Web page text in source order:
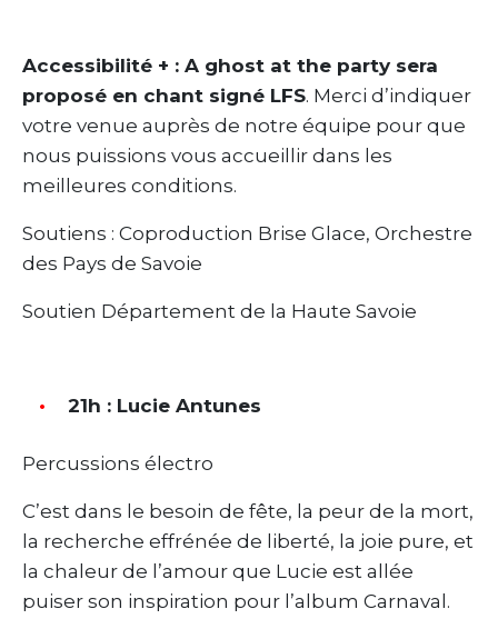
Accessibilité + : A ghost at the party sera
proposé en chant signé LFS. Merci d’indiquer
votre venue auprès de notre équipe pour que
nous puissions vous accueillir dans les
meilleures conditions.
Soutiens : Coproduction Brise Glace, Orchestre
des Pays de Savoie
Soutien Département de la Haute Savoie
21h : Lucie Antunes
Percussions électro
C’est dans le besoin de fête, la peur de la mort,
la recherche effrénée de liberté, la joie pure, et
la chaleur de l’amour que Lucie est allée
puiser son inspiration pour l’album Carnaval.